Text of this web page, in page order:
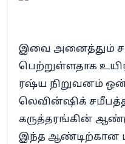
இவை அனைத்தும்
பெற்றுள்ளதாக
ரஷ்ய நிறுவனம்
லெவின்ஷிக்
கருத்தரங்கின்
இந்த ஆண்டிற்கான